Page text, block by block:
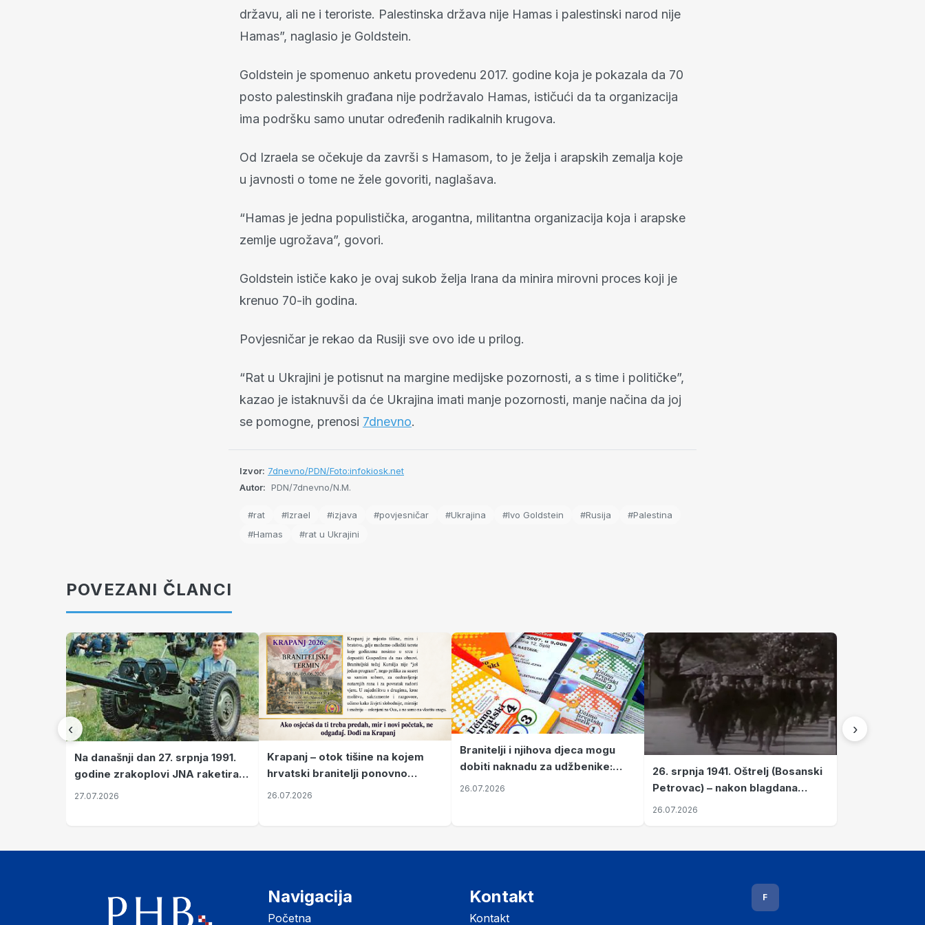
državu, ali ne i teroriste. Palestinska država nije Hamas i palestinski narod nije
Hamas”, naglasio je Goldstein.
Goldstein je spomenuo anketu provedenu 2017. godine koja je pokazala da 70
posto palestinskih građana nije podržavalo Hamas, ističući da ta organizacija
ima podršku samo unutar određenih radikalnih krugova.
Od Izraela se očekuje da završi s Hamasom, to je želja i arapskih zemalja koje
u javnosti o tome ne žele govoriti, naglašava.
“Hamas je jedna populistička, arogantna, militantna organizacija koja i arapske
zemlje ugrožava”, govori.
Goldstein ističe kako je ovaj sukob želja Irana da minira mirovni proces koji je
krenuo 70-ih godina.
Povjesničar je rekao da Rusiji sve ovo ide u prilog.
“Rat u Ukrajini je potisnut na margine medijske pozornosti, a s time i političke”,
kazao je istaknuvši da će Ukrajina imati manje pozornosti, manje načina da joj
se pomogne, prenosi 7dnevno.
Izvor: 7dnevno/PDN/Foto:infokiosk.net
Autor: PDN/7dnevno/N.M.
#rat #Izrael #izjava #povjesničar #Ukrajina #Ivo Goldstein #Rusija
#Palestina
#Hamas
#rat u Ukrajini
POVEZANI ČLANCI
‹
Na današnji dan 27. srpnja 1991.
godine zrakoplovi JNA raketirali
su vojarnu i obučni centar "Nikola
27.07.2026
Krapanj – otok tišine na kojem
hrvatski branitelji ponovno
pronalaze mir
26.07.2026
Branitelji i njihova djeca mogu
dobiti naknadu za udžbenike:
zahtjevi se podnose do 31.
26.07.2026
26. srpnja 1941. Oštrelj (Bosanski
Petrovac) – nakon blagdana
Svete Ane izvršen napad srpskih
26.07.2026
›
Navigacija
Početna
Kontakt
Kontakt
F